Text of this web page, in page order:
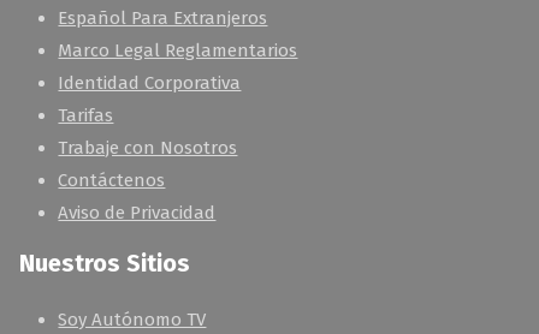
Español Para Extranjeros
Marco Legal Reglamentarios
Identidad Corporativa
Tarifas
Trabaje con Nosotros
Contáctenos
Aviso de Privacidad
Nuestros Sitios
Soy Autónomo TV